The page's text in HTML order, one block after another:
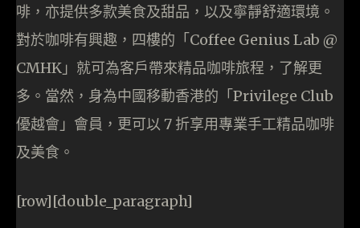
啡，亦提供多款美食及甜品，以及寧靜舒適環境。
對於咖啡有興趣，四樓的「Coffee Genius Lab @
CMHK」就可為客戶帶來精品咖啡旅程，了解更
多。當然，身為中國移動香港的「Privilege Club
優越會」會員，更可以 7 折享用專業手工精品咖啡
及美食。
[row][double_paragraph]